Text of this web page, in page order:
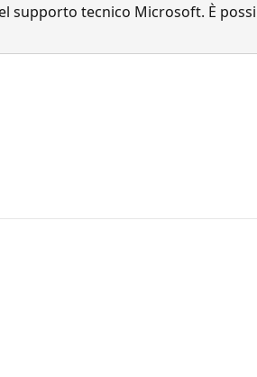
supporto tecnico Microsoft. È